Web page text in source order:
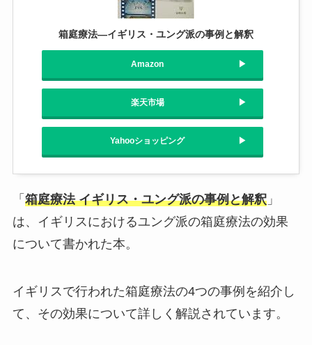
箱庭療法―イギリス・ユング派の事例と解釈
Amazon
楽天市場
Yahooショッピング
「 箱庭療法 イギリス・ユング派の事例と解釈」
は、イギリスにおけるユング派の箱庭療法の効果
について書かれた本。
イギリスで行われた箱庭療法の4つの事例を紹介し
て、その効果について詳しく解説されています。